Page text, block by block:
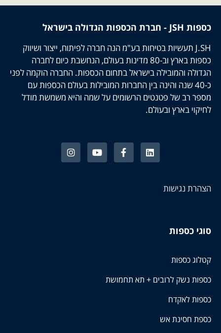
כספות JSH - חברת הכספות הגדולה בישראל
J.SH תעשיות בטיחות בע"מ הנה חברה לפיתוח, ייצור ושיווק
כספות בארץ וב-80 מדינות בעולם, הנחשבת כיום לחברה
הגדולה והמובילה בישראל בתחום הכספות. החברה הוקמה לפני
כ-40 שנה והינה בין החברות המובילות בעולם הכספות עם
מספר רב של פטנטים הרשומים על שמה והיא משמשת מודל
לחיקוי בארץ ובעולם.
הצהרת נגישות
סוגי כספות
קטלוג כספות
כספות נשק לרובים + תא תחמושת
כספות לאקדח
כספת חסינת אש